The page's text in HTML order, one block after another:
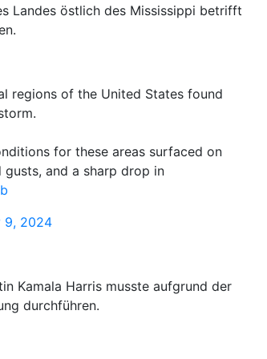
Landes östlich des Mississippi betrifft
regions of the United States found
for these areas surfaced on
and a sharp drop in
9, 2024
Kamala Harris musste aufgrund der
durchführen.